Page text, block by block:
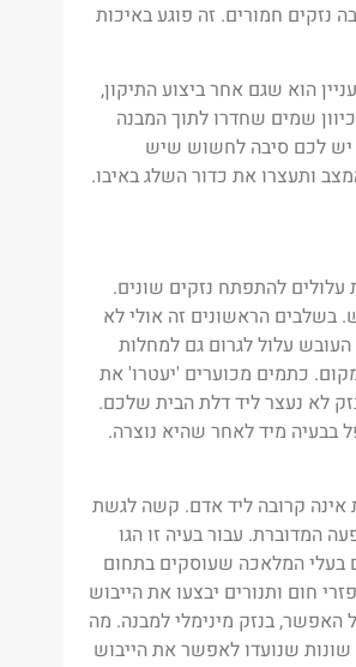
חמורים. זה פוגע באיכות
הוא שגם אחר ביצוע התיקון,
שמים שחדרו לתוך המבנה
יש לכם סיבה לחשוש שיש
ותעצרו את כדור השלג באיבו.
להתפתח נזקים שונים.
בשלבים הראשונים זה אולי לא
עלול לגרום גם למחלות
כתמים מכוערים 'יעטרו' את
לא נעצר ליד דלת הבית שלכם.
בבעיה מיד לאחר שהיא נוצרה.
אינה קרובה ליד אדם. קשה לגשת
המדוברת. עבור בעיה זו הגו
בעלי המלאכה שעוסקים בתחום
חום ותנורים יבצעו את הייבוש
בנזק מינימלי למבנה. מה
שנועדו לאפשר את הייבוש